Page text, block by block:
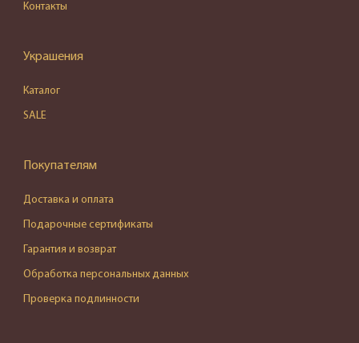
Контакты
Украшения
Каталог
SALE
Покупателям
Доставка и оплата
Подарочные сертификаты
Гарантия и возврат
Обработка персональных данных
Проверка подлинности